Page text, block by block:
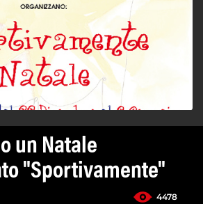
un Natale
"Sportivamente"
4478